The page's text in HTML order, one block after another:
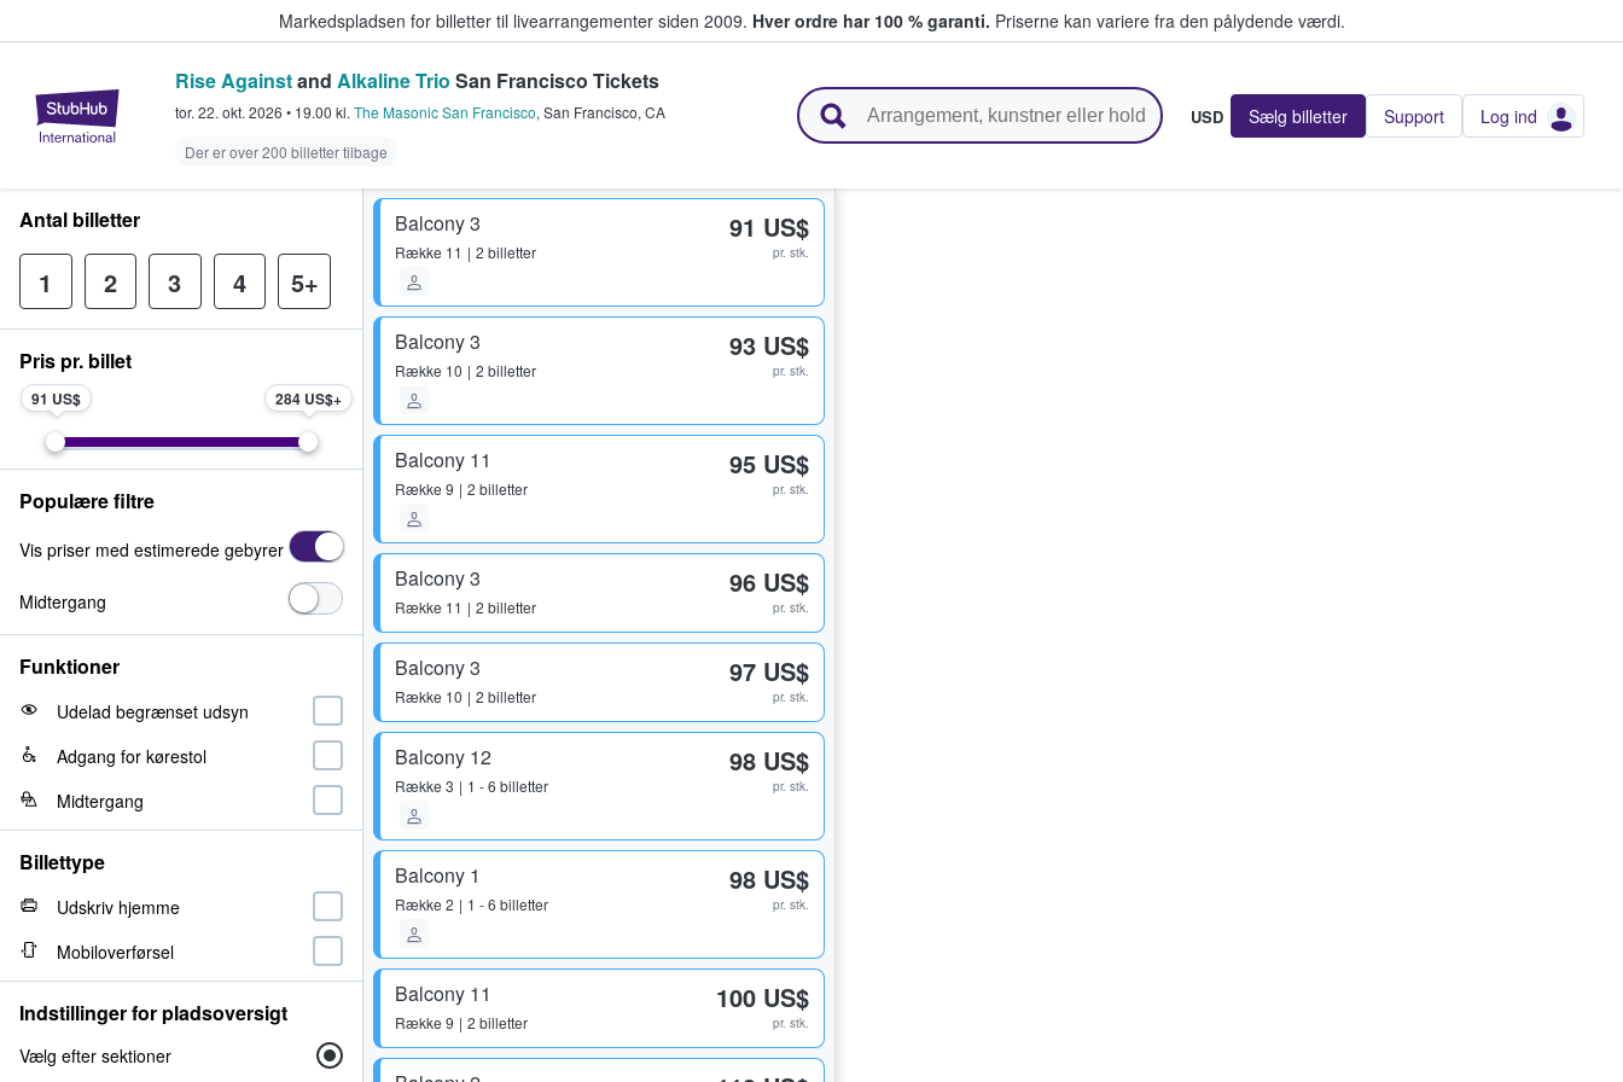
Markedspladsen for billetter til livearrangementer siden 2009. Hver ordre har 100 % garanti. Priserne kan variere fra den pålydende værdi.
StubHub - Hvor fans køber og sælger billetter
Rise Againstand Alkaline Trio San Francisco Tickets
tor. 22. okt. 2026 • 19.00 kl. The Masonic San Francisco, San Francisco, CA
Der er over 200 billetter tilbage
USD Sælg billetter Support Log ind
Balcony 3
Række 11 2 billetter
91 US$
pr. stk.
Balcony 3
Række 10 2 billetter
93 US$
pr. stk.
Balcony 11
Række 9 2 billetter
95 US$
pr. stk.
Balcony 3
Række 11 2 billetter
96 US$
pr. stk.
Balcony 3
Række 10 2 billetter
97 US$
pr. stk.
Balcony 12
Række 3 1 - 6 billetter
98 US$
pr. stk.
Balcony 1
Række 2 1 - 6 billetter
98 US$
pr. stk.
Balcony 11
Række 9 2 billetter
100 US$
pr. stk.
Antal billetter
1 2 3 4 5+
Pris pr. billet
91 US$ 284 US$
Populære filtre
Vis priser med estimerede gebyrer
Midtergang
Funktioner
Udelad begrænset udsyn
Adgang for kørestol
Midtergang
Billettype
Udskriv hjemme
Mobiloverførsel
Indstillinger for pladsoversigt
Vælg efter sektioner